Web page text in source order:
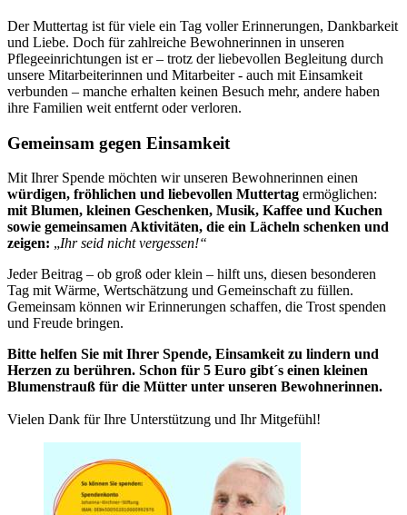
Der Muttertag ist für viele ein Tag voller Erinnerungen, Dankbarkeit
und Liebe. Doch für zahlreiche Bewohnerinnen in unseren
Pflegeeinrichtungen ist er – trotz der liebevollen Begleitung durch
unsere Mitarbeiterinnen und Mitarbeiter - auch mit Einsamkeit
verbunden – manche erhalten keinen Besuch mehr, andere haben
ihre Familien weit entfernt oder verloren.
Gemeinsam gegen Einsamkeit
Mit Ihrer Spende möchten wir unseren Bewohnerinnen einen
würdigen, fröhlichen und liebevollen Muttertag ermöglichen:
mit Blumen, kleinen Geschenken, Musik, Kaffee und Kuchen
sowie gemeinsamen Aktivitäten, die ein Lächeln schenken und
zeigen: „Ihr seid nicht vergessen!“
Jeder Beitrag – ob groß oder klein – hilft uns, diesen besonderen
Tag mit Wärme, Wertschätzung und Gemeinschaft zu füllen.
Gemeinsam können wir Erinnerungen schaffen, die Trost spenden
und Freude bringen.
Bitte helfen Sie mit Ihrer Spende, Einsamkeit zu lindern und
Herzen zu berühren. Schon für 5 Euro gibt´s einen kleinen
Blumenstrauß für die Mütter unter unseren Bewohnerinnen.
Vielen Dank für Ihre Unterstützung und Ihr Mitgefühl!